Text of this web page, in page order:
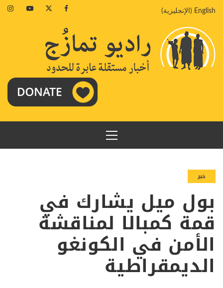
إلىEnglish
( الإنجليزية)
Facebook
Twitter
Youtube
القائمة
الرئيسية
خبر
بول ميل يشارك في
قمة كمبالا لمناقشة
الأمن في الكونغو
الديمقراطية